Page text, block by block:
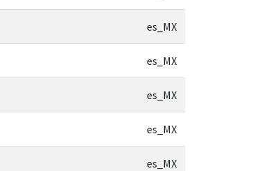
es_MX
es_MX
es_MX
es_MX
es_MX